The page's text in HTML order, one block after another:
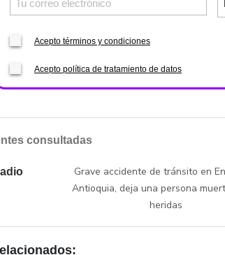
Acepto términos y condiciones
Acepto política de tratamiento de datos
consultadas
Grave accidente de tránsito en
Antioquia, deja una persona
heridas